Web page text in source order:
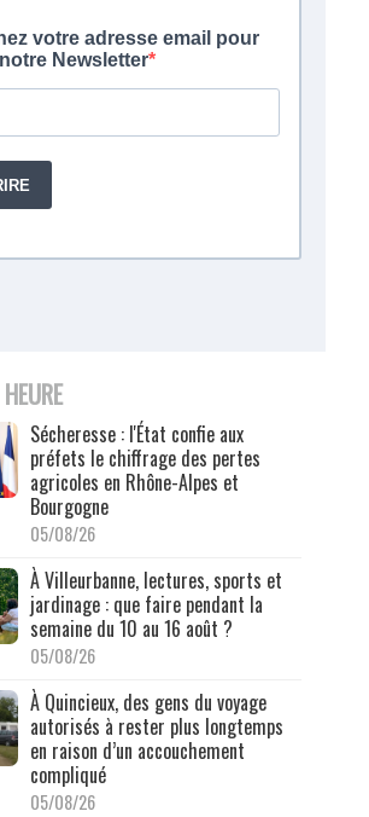
Sécheresse : l'État confie aux
préfets le chiffrage des pertes
agricoles en Rhône-Alpes et
Bourgogne
05/08/26
À Villeurbanne, lectures, sports et
jardinage : que faire pendant la
semaine du 10 au 16 août ?
05/08/26
À Quincieux, des gens du voyage
autorisés à rester plus longtemps
en raison d’un accouchement
compliqué
05/08/26